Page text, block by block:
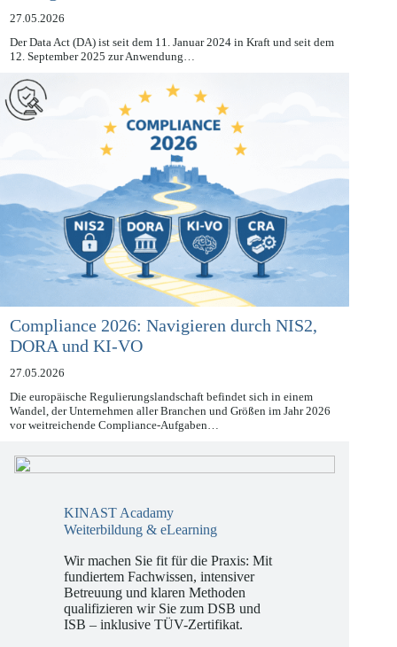
managen
27.05.2026
Der Data Act (DA) ist seit dem 11. Januar 2024 in Kraft und seit dem
12. September 2025 zur Anwendung…
Compliance 2026: Navigieren durch NIS2,
DORA und KI-VO
27.05.2026
Die europäische Regulierungslandschaft befindet sich in einem
Wandel, der Unternehmen aller Branchen und Größen im Jahr 2026
KINAST Acadamy
Wir machen Sie fit für die Praxis: Mit
fundiertem Fachwissen, intensiver
Betreuung und klaren Methoden
qualifizieren wir Sie zum DSB und